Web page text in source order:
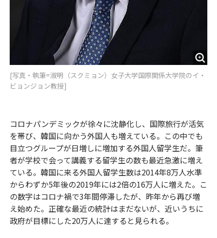
[写真・執筆=淑明（スクミョン）女子大学国際関係大学院のイ・
ビョンジョン教授]
コロナパンデミックが徐々に沈静化し、国際旅行が活気
を帯び、韓国に向かう外国人も増えている。この中でも
目立つグループが日増しに増加する外国人留学生だ。筆
者が学校で会って講義する留学生の数も最近急激に増え
ている。韓国に来る外国人留学生数は2014年8万人水準
からわずか5年後の2019年には2倍の16万人に増えた。こ
の数字はコロナ禍で3年間停滞したが、昨年から再び増
え始めた。正確な最近の統計はまだないが、近いうちに
政府が目標にした20万人に達すると見られる。